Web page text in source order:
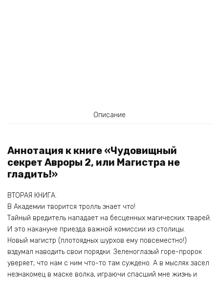
Описание
Аннотация к книге «Чудовищный
секрет Авроры 2, или Магистра не
гладить!»
ВТОРАЯ КНИГА.
В Академии творится тролль знает что!
Тайный вредитель нападает на бесценных магических тварей.
И это накануне приезда важной комиссии из столицы.
Новый магистр (плотоядных шурхов ему повсеместно!)
вздумал наводить свои порядки. Зеленоглазый горе-пророк
уверяет, что нам с ним что-то там суждено. А в мыслях засел
незнакомец в маске волка, играючи спасший мне жизнь и